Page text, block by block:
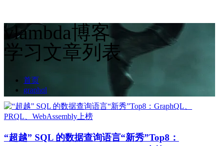
vlambda博客
学习文章列表
首页
graphql
“超越” SQL 的数据查询语言“新秀”Top8：